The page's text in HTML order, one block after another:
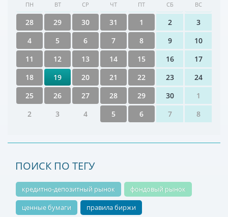
ПН ВТ СР ЧТ ПТ СБ ВС
28 29 30 31 1 2
3
4
5 6 7 8 9
10
11
12 13 14 15 16
17
18
19 20 21 22 23
24
25
26 27 28 29 30
1
2
3 4 5 6 7 8
ПОИСК ПО ТЕГУ
кредитно-депозитный рынок
фондовый рынок
ценные бумаги
правила биржи